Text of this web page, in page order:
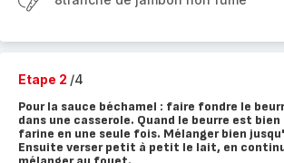
Etape 2 /4
Pour la sauce béchamel : faire fondre le
dans une casserole. Quand le beurre est
farine en une seule fois. Mélanger bien
Ensuite verser petit à petit le lait, en